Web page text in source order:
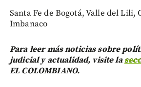
Santa Fe de Bogotá, Valle del
Imbanaco
Para leer más noticias sobre
judicial y actualidad, visite la
EL COLOMBIANO.